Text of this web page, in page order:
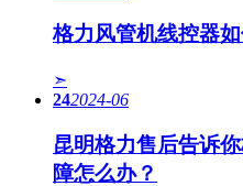
格力风管机线控器
➣
242024-06
昆明格力售后告诉
障怎么办？